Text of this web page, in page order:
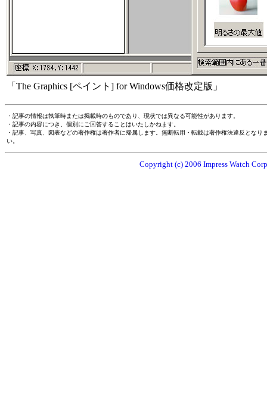
「The Graphics [ペイント] for Windows価格改定版」
・記事の情報は執筆時または掲載時のものであり、現状では異なる可能性があります。
・記事の内容につき、個別にご回答することはいたしかねます。
・記事、写真、図表などの著作権は著作者に帰属します。無断転用・転載は著作権法違反とな
い。
Copyright (c) 2006 Impress Watch